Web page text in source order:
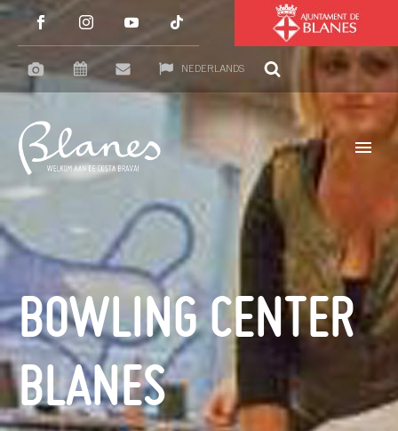
NEDERLANDS
BOWLING CENTER
BLANES